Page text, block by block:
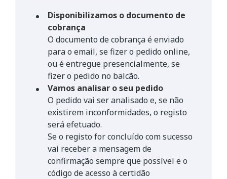
Disponibilizamos o documento de
cobrança
O documento de cobrança é enviado
para o email, se fizer o pedido online,
ou é entregue presencialmente, se
fizer o pedido no balcão.
Vamos analisar o seu pedido
O pedido vai ser analisado e, se não
existirem inconformidades, o registo
será efetuado.
Se o registo for concluído com sucesso
vai receber a mensagem de
confirmação sempre que possível e o
código de acesso à certidão